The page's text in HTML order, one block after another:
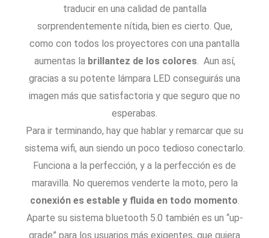
traducir en una calidad de pantalla
sorprendentemente nítida, bien es cierto. Que,
como con todos los proyectores con una pantalla
aumentas la brillantez de los colores. Aun así,
gracias a su potente lámpara LED conseguirás una
imagen más que satisfactoria y que seguro que no
esperabas.
Para ir terminando, hay que hablar y remarcar que su
sistema wifi, aun siendo un poco tedioso conectarlo.
Funciona a la perfección, y a la perfección es de
maravilla. No queremos venderte la moto, pero la
conexión es estable y fluida en todo momento.
Aparte su sistema bluetooth 5.0 también es un “up-
grade” para los usuarios más exigentes, que quiera